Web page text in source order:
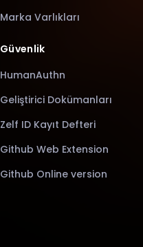
Marka Varlıkları
Güvenlik
HumanAuthn
Geliştirici Dokümanları
Zelf ID Kayıt Defteri
Github Web Extension
Github Online version